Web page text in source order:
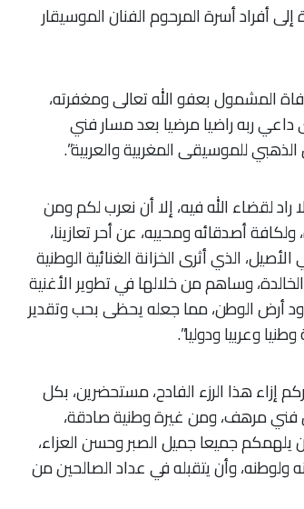
أفراد أسرة المرحوم الفنان الموسيقار
المشمول بعفو الله تعالى ومغفرته،
داعي ربه راضيا مرضيا بعد مسار فني
للموسيقى المغربية والعربية”.
راد لقضاء الله فيه، إلا أن نعرب لكم ومن
ولكافة أصدقائه ومحبيه، عن أحر تعازينا،
الذي أثرى الخزانة الغنائية الوطنية
وساهم من خلالها في تطوير الأغنية
حدود أرض الوطن، مما جعله يحظى بحب وتقدير
وعربيا ودوليا”.
إزاء هذا الرزء الفادح، مستحضرين، بكل
فني مرهف، ومن غيرة وطنية صادقة،
جميعا جميل الصبر وحسن العزاء،
ولوطنه، وأن يتقبله في عداد الصالحين من